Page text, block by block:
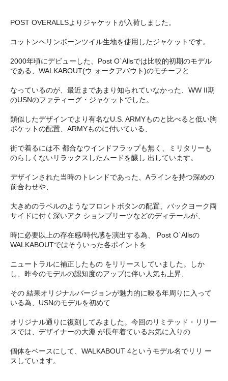
POST OVERALLSよりジャケットが入荷しました。
コットンヘリンボーンツイル生地を使用したジャケットです。
2000年頃にデビューした、Post O`Allsでは比較的初期のモデル
である、WALKABOUT(ウ ォークアバウト)のモチーフと
なっているのが、最近まであまり知られていなかった、WW II期
のUSNのファティーグ・ジャケットでした。
類似したデザインでより有名なU.S. ARMYものと比べると低い胸
ポケットの配置、ARMYものに付いている、
街で着るには不 都合なウインドフラップも無く、ミリタリーも
のらしくないリラックスしたムードを醸し 出しています。
デザインされた当時のトレンドであった、Aラインを持つ深めの
前合わせや、
大きめのラペルのようなフロントボタンの配置、バックヨーク両
サイドに付く深いアク ションプリーツなどのディテールが、
時に必要以上の存在感/時代感を演出する為、 Post O`Allsの
WALKABOUTではそういった各ポイントを
ニュートラルに補正したもの をリリースしていました。しか
し、昨今のモデルの認知度のアップに伴い人気も上昇、
その 結果オリジナルバージョンが魅力的に映る年周りに入って
いる為、USNのモデルを初めて
オリジナル通りに復刻してみました。今回のリミテッド・リリー
スでは、デザイナーの大淵 が⻑年着ているお気に入りの
個体をベースにして、WALKABOUT 4というモデル名でリリ ー
スしています。